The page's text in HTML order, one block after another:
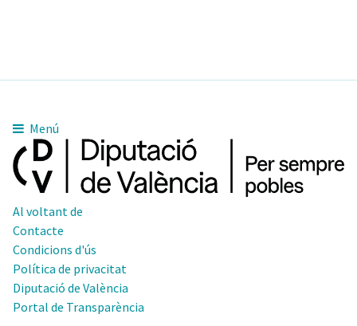
Menú
Al voltant de
Contacte
Condicions d'ús
Política de privacitat
Diputació de València
Portal de Transparència